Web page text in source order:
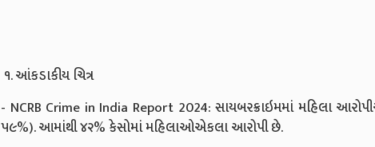
૧. આંકડાકીય ચિત્ર
- NCRB Crime in India Report 2024: સાયબરક્રાઇમમાં મહિલા
૫૯%). આમાંથી ૪૨% કેસોમાં મહિલાઓએકલા આરોપી છે.